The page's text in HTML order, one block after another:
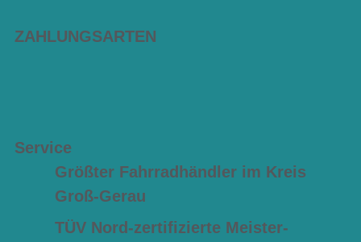
ZAHLUNGSARTEN
Service
Größter Fahrradhändler im Kreis
Groß-Gerau
TÜV Nord-zertifizierte Meister-